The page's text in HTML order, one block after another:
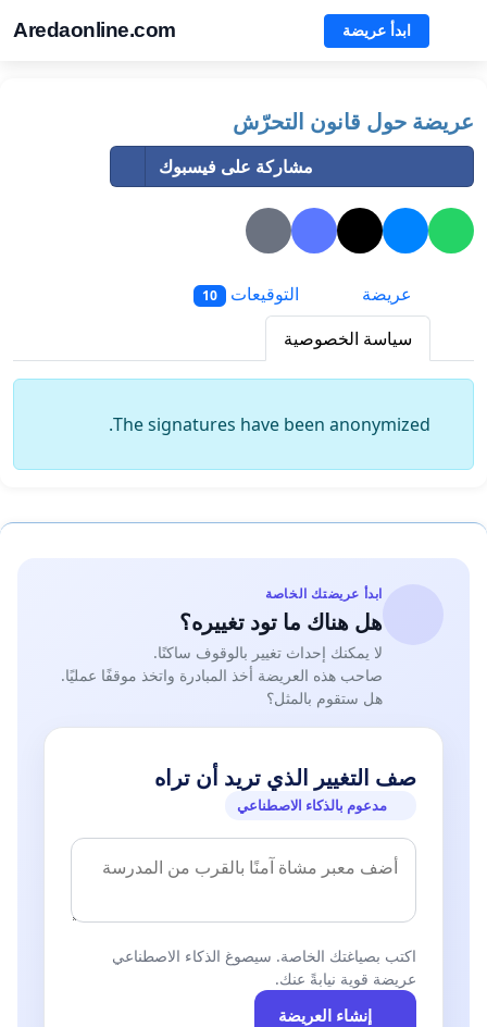
Aredaonline.com ابدأ عريضة
عريضة حول قانون التحرّش
مشاركة على فيسبوك
عريضة التوقيعات 10
سياسة الخصوصية
The signatures have been anonymized.
ابدأ عريضتك الخاصة
هل هناك ما تود تغييره؟
لا يمكنك إحداث تغيير بالوقوف ساكنًا.
صاحب هذه العريضة أخذ المبادرة واتخذ موقفًا عمليًا.
هل ستقوم بالمثل؟
صف التغيير الذي تريد أن تراه
مدعوم بالذكاء الاصطناعي
اكتب بصياغتك الخاصة. سيصوغ الذكاء الاصطناعي
عريضة قوية نيابةً عنك.
إنشاء العريضة